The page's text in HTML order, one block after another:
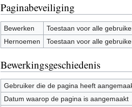
Paginabeveiliging
Bewerken
Toestaan voor alle
Hernoemen
Toestaan voor alle
Bewerkingsgeschiedenis
Gebruiker die de pagina heeft
Datum waarop de pagina is aangemaakt